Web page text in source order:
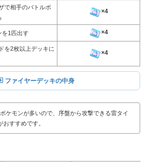
で相手のバトルポ
×4
を1匹出す ×4
を2枚以上デッキに
×4
ファイヤーデッキの中身
ケモンが多いので、序盤から攻撃できる雷タイ
すすめです。